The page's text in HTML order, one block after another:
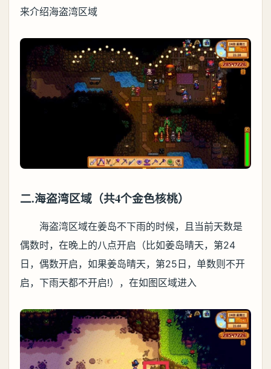
来介绍海盗湾区域
二.海盗湾区域（共4个金色核桃）
海盗湾区域在姜岛不下雨的时候，且当前天数是
偶数时，在晚上的八点开启（比如姜岛晴天，第24
日，偶数开启，如果姜岛晴天，第25日，单数则不开
启，下雨天都不开启!），在如图区域进入